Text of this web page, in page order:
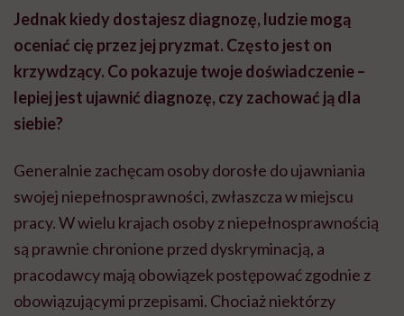
Jednak kiedy dostajesz diagnozę, ludzie mogą
oceniać cię przez jej pryzmat. Często jest on
krzywdzący. Co pokazuje twoje doświadczenie –
lepiej jest ujawnić diagnozę, czy zachować ją dla
siebie?
Generalnie zachęcam osoby dorosłe do ujawniania
swojej niepełnosprawności, zwłaszcza w miejscu
pracy. W wielu krajach osoby z niepełnosprawnością
są prawnie chronione przed dyskryminacją, a
pracodawcy mają obowiązek postępować zgodnie z
obowiązującymi przepisami. Chociaż niektórzy